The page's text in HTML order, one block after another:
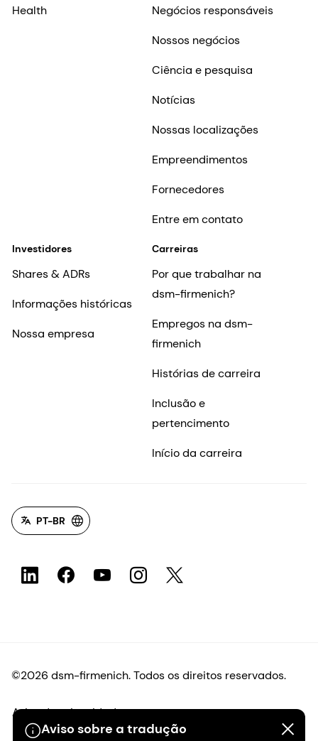
Aviso sobre a tradução
Health
Negócios responsáveis
Nossos negócios
Ciência e pesquisa
Notícias
Nossas localizações
Empreendimentos
Fornecedores
Entre em contato
Investidores
Shares & ADRs
Informações históricas
Nossa empresa
Carreiras
Por que trabalhar na
dsm-firmenich?
Empregos na dsm-
firmenich
Histórias de carreira
Inclusão e
pertencimento
Início da carreira
PT-BR
©2026 dsm-firmenich. Todos os direitos reservados.
Aviso de privacidade